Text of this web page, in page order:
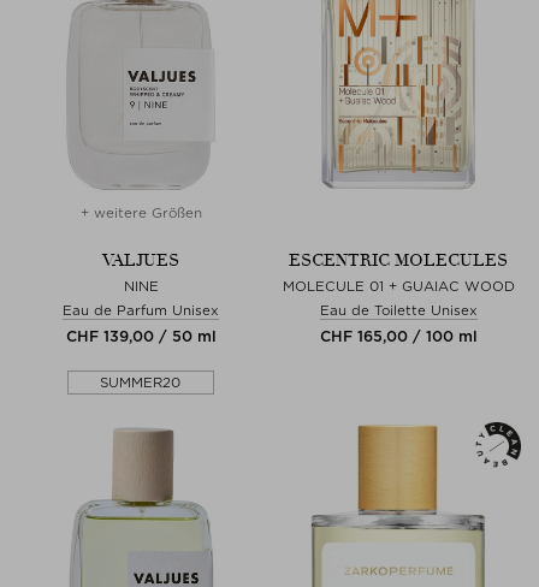
+ weitere Größen
VALJUES
NINE
Eau de Parfum Unisex
CHF 139,00 / 50 ml
SUMMER20
ESCENTRIC MOLECULES
MOLECULE 01 + GUAIAC WOOD
Eau de Toilette Unisex
CHF 165,00 / 100 ml